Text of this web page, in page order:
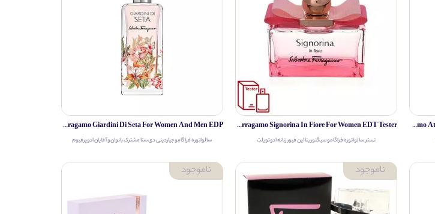
Salvatore Ferragamo Attimo Black Musk Pour Homme For Men EDP
Salvatore Ferragamo Signorina In Fiore For Women EDT Tester
تستر سالواتوره فراگامو سیگنورینا این فیور زنانه ادوتویلت
Salvatore Ferragamo Giardini Di Seta For Women And Men EDP
سالواتوره فراگامو جیاردینی دی ستا مشترک بانوان و آقایان ادوپرفیوم